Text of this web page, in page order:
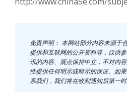
免责声明： 本网站部分内容来源于
提供和互联网的公开资料等，仅供
讯的内容、观点保持中立，不对内
性提供任何明示或暗示的保证。如
系我们，我们将在收到通知后第一